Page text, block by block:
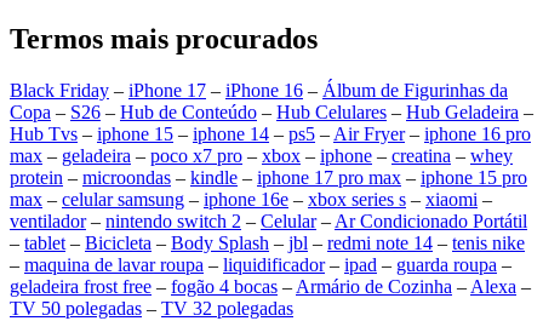
Termos mais procurados
Black Friday – iPhone 17 – iPhone 16 – Álbum de Figurinhas da
Copa – S26 – Hub de Conteúdo – Hub Celulares – Hub Geladeira –
Hub Tvs – iphone 15 – iphone 14 – ps5 – Air Fryer– iphone 16 pro
max – geladeira – poco x7 pro – xbox – iphone – creatina – whey
protein – microondas – kindle – iphone 17 pro max – iphone 15 pro
max – celular samsung – iphone 16e – xbox series s – xiaomi –
ventilador– nintendo switch 2 – Celular– Ar Condicionado Portátil
– tablet – Bicicleta – Body Splash – jbl – redmi note 14 – tenis nike
– maquina de lavar roupa – liquidificador– ipad – guarda roupa –
geladeira frost free – fogão 4 bocas – Armário de Cozinha – Alexa –
TV 50 polegadas – TV 32 polegadas